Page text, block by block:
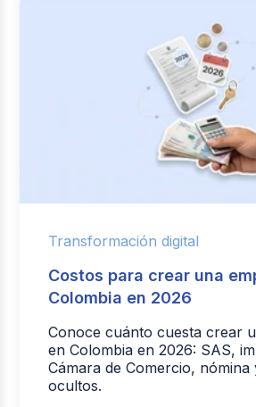
Transformación digital
Costos para crear una
Colombia en 2026
Conoce cuánto cuesta crear
en Colombia en 2026: SAS,
Cámara de Comercio, nómina
ocultos.